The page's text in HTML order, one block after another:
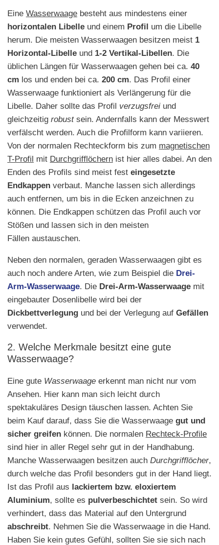
Eine Wasserwaage besteht aus mindestens einer
horizontalen Libelle und einem Profil um die Libelle
herum. Die meisten Wasserwaagen besitzen meist 1
Horizontal-Libelle und 1-2 Vertikal-Libellen. Die
üblichen Längen für Wasserwaagen gehen bei ca. 40
cm los und enden bei ca. 200 cm. Das Profil einer
Wasserwaage funktioniert als Verlängerung für die
Libelle. Daher sollte das Profil verzugsfrei und
gleichzeitig robustsein. Andernfalls kann der Messwert
verfälscht werden. Auch die Profilform kann variieren.
Von der normalen Rechteckform bis zum magnetischen
T-Profil mit Durchgrifflöchern ist hier alles dabei. An den
Enden des Profils sind meist fest eingesetzte
Endkappen verbaut. Manche lassen sich allerdings
auch entfernen, um bis in die Ecken anzeichnen zu
können. Die Endkappen schützen das Profil auch vor
Stößen und lassen sich in den meisten
Fällen austauschen.
Neben den normalen, geraden Wasserwaagen gibt es
auch noch andere Arten, wie zum Beispiel die Drei-
Arm-Wasserwaage. Die Drei-Arm-Wasserwaage mit
eingebauter Dosenlibelle wird bei der
Dickbettverlegung und bei der Verlegung auf Gefällen
verwendet.
2. Welche Merkmale besitzt eine gute
Wasserwaage?
Eine gute Wasserwaage erkennt man nicht nur vom
Ansehen. Hier kann man sich leicht durch
spektakuläres Design täuschen lassen. Achten Sie
beim Kauf darauf, dass Sie die Wasserwaage gut und
sicher greifen können. Die normalen Rechteck-Profile
sind hier in aller Regel sehr gut in der Handhabung.
Manche Wasserwaagen besitzen auch Durchgrifflöcher,
durch welche das Profil besonders gut in der Hand liegt.
Ist das Profil aus lackiertem bzw. eloxiertem
Aluminium, sollte es pulverbeschichtet sein. So wird
verhindert, dass das Material auf den Untergrund
abschreibt. Nehmen Sie die Wasserwaage in die Hand.
Haben Sie kein gutes Gefühl, sollten Sie sie sich nach